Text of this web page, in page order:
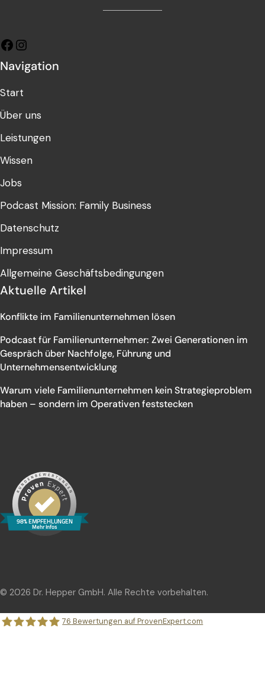
Navigation
Start
Über uns
Leistungen
Wissen
Jobs
Podcast Mission: Family Business
Datenschutz
Impressum
Allgemeine Geschäftsbedingungen
Aktuelle Artikel
Konflikte im Familienunternehmen lösen
Podcast für Familienunternehmer: Zwei Generationen im
Gespräch über Nachfolge, Führung und
Unternehmensentwicklung
Warum viele Familienunternehmen kein Strategieproblem
haben – sondern im Operativen feststecken
98% EMPFEHLUNGEN
Mehr Infos
© 2026 Dr. Hepper GmbH. Alle Rechte vorbehalten.
76 Bewertungen auf ProvenExpert.com